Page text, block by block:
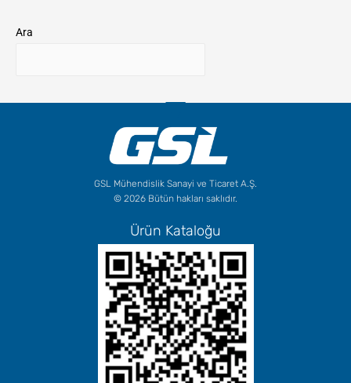
Ara
GSL Mühendislik Sanayi ve Ticaret A.Ş.
© 2026 Bütün hakları saklıdır.
Ürün Kataloğu